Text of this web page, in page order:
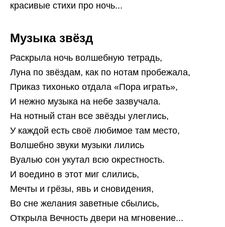
красивые стихи про ночь...
Музыка звёзд
Раскрыла ночь волшебную тетрадь,
Луна по звёздам, как по нотам пробежала,
Приказ тихонько отдала «Пора играть»,
И нежно музыка на небе зазвучала.
На нотный стан все звёзды улеглись,
У каждой есть своё любимое там место,
Волшебно звуки музыки лились
Вуалью сон укутал всю окрестность.
И воедино в этот миг слились,
Мечты и грёзы, явь и сновидения,
Во сне желания заветные сбылись,
Открыла Вечность двери на мгновение...